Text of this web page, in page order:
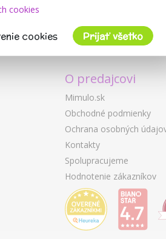
A KVALITA
O predajcovi
Mimulo.sk
Obchodné podmienky
Ochrana osobných
Kontakty
Spolupracujeme
Hodnotenie zákazníkov
cookies
cookies Prijať všetko